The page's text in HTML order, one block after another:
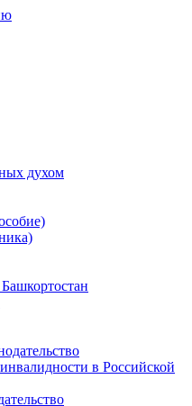
духом
в Российской